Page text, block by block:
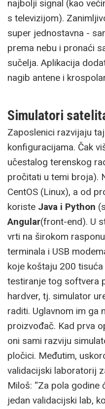
najbolji signal (kao
s televizijom).
super jednostavna -
prema nebu i pronaći
sučelja. Aplikacija
nagib antene i
Simulatori
Zaposlenici razvijaju
konfiguracijama. Čak
učestalog terenskog
pročitati u temi broja).
CentOS (Linux), a od
koriste Java i Python
Angular(front-end). U
vrti na širokom
terminala i USB
koje koštaju 200 tisuća
testiranje tog softvera
hardver, tj. simulator
raditi. Uglavnom im ga
proizvođač. Kad prva
oni sami razviju
pločici. Međutim,
validacijski laboratorij
Miloš: “Za pola godine
jedan validacijski lab,